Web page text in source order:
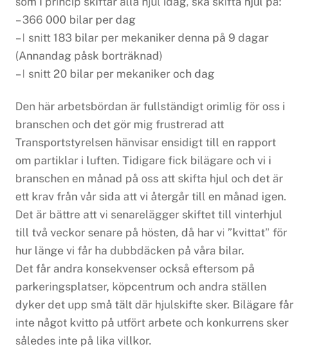
– 366 000 bilar per dag
– I snitt 183 bilar per mekaniker denna på 9 dagar
(Annandag påsk borträknad)
– I snitt 20 bilar per mekaniker och dag
Den här arbetsbördan är fullständigt orimlig för oss i
branschen och det gör mig frustrerad att
Transportstyrelsen hänvisar ensidigt till en rapport
om partiklar i luften. Tidigare fick bilägare och vi i
branschen en månad på oss att skifta hjul och det är
ett krav från vår sida att vi återgår till en månad igen.
Det är bättre att vi senarelägger skiftet till vinterhjul
till två veckor senare på hösten, då har vi ”kvittat” för
hur länge vi får ha dubbdäcken på våra bilar.
Det får andra konsekvenser också eftersom på
parkeringsplatser, köpcentrum och andra ställen
dyker det upp små tält där hjulskifte sker. Bilägare får
inte något kvitto på utfört arbete och konkurrens sker
således inte på lika villkor.